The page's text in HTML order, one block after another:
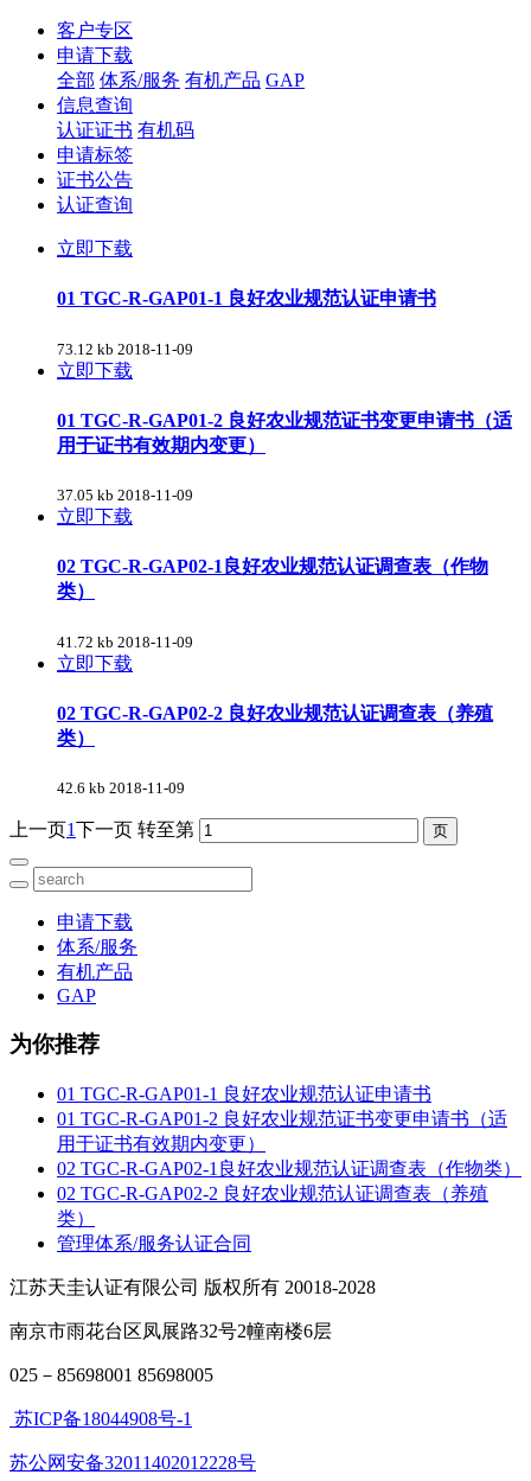
客户专区
申请下载
全部 体系/服务 有机产品 GAP
信息查询
认证证书 有机码
申请标签
证书公告
认证查询
立即下载
01 TGC-R-GAP01-1 良好农业规范认证申请书
73.12 kb 2018-11-09
立即下载
01 TGC-R-GAP01-2 良好农业规范证书变更申请书（适
用于证书有效期内变更）
37.05 kb 2018-11-09
立即下载
02 TGC-R-GAP02-1良好农业规范认证调查表（作物
类）
41.72 kb 2018-11-09
立即下载
02 TGC-R-GAP02-2 良好农业规范认证调查表（养殖
类）
42.6 kb 2018-11-09
上一页1下一页 转至第
申请下载
体系/服务
有机产品
GAP
为你推荐
01 TGC-R-GAP01-1 良好农业规范认证申请书
01 TGC-R-GAP01-2 良好农业规范证书变更申请书（适
用于证书有效期内变更）
02 TGC-R-GAP02-1良好农业规范认证调查表（作物类）
02 TGC-R-GAP02-2 良好农业规范认证调查表（养殖
类）
管理体系/服务认证合同
江苏天圭认证有限公司 版权所有 20018-2028
南京市雨花台区凤展路32号2幢南楼6层
025－85698001 85698005
苏ICP备18044908号-1
苏公网安备32011402012228号